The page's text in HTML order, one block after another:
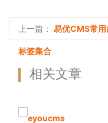
上一篇： 易优CMS常用
标签集合
相关文章